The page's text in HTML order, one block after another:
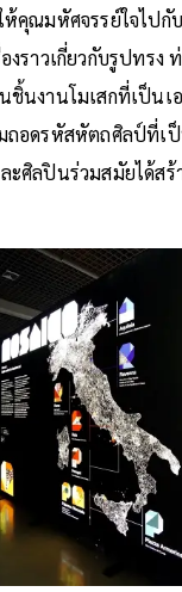
คุณมหัศจรรย์ใจไปกั
งราวเกี่ยวกับรูปทรง
ชิ้นงานโมเสกที่เป็น
ถอดรหัสหัตถศิลป์ที่เ
ะศิลปินร่วมสมัยได้สร้